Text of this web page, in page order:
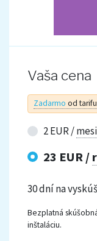
Vaša cena
Zadarmo od
2 EUR /
23 EUR /
30 dní na
Bezplatná
inštaláciu.